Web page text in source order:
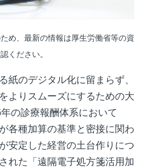
め、最新の情報は厚生労働省等の資
ください。
紙のデジタル化に留まらず、
よりスムーズにするための大
の診療報酬体系において
各種加算の基準と密接に関わ
安定した経営の土台作りにつ
れた「遠隔電子処方箋活用加